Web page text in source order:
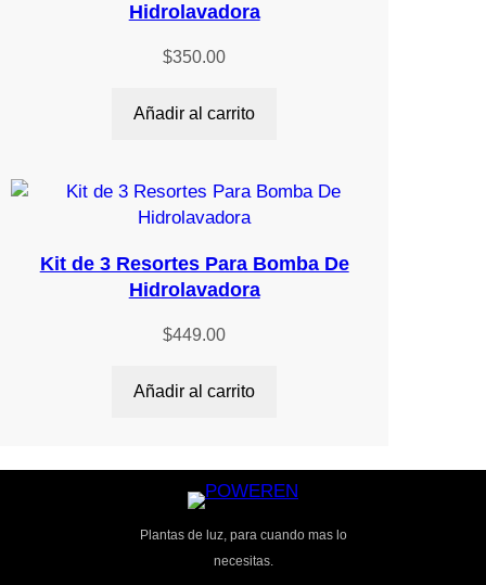
Hidrolavadora
$350.00
Añadir al carrito
Kit de 3 Resortes Para Bomba De
Hidrolavadora
$449.00
Añadir al carrito
Plantas de luz, para cuando mas lo
necesitas.